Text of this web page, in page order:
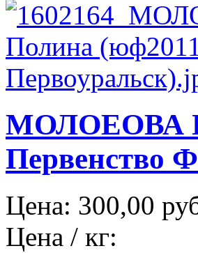
МОЛОЕОВА
Первенство
Цена: 300,00
Цена / кг: